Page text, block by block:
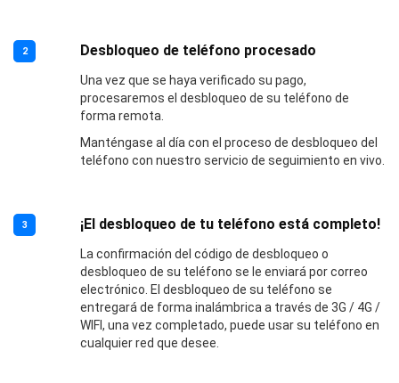
2 Desbloqueo de teléfono procesado
Una vez que se haya verificado su pago,
procesaremos el desbloqueo de su teléfono de
forma remota.
Manténgase al día con el proceso de desbloqueo del
teléfono con nuestro servicio de seguimiento en vivo.
3 ¡El desbloqueo de tu teléfono está completo!
La confirmación del código de desbloqueo o
desbloqueo de su teléfono se le enviará por correo
electrónico. El desbloqueo de su teléfono se
entregará de forma inalámbrica a través de 3G / 4G /
WIFI, una vez completado, puede usar su teléfono en
cualquier red que desee.